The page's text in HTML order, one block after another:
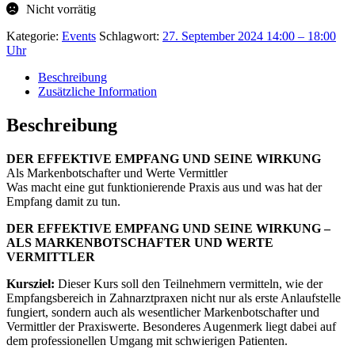
Nicht vorrätig
Kategorie: Events Schlagwort: 27. September 2024 14:00 – 18:00
Uhr
Beschreibung
Zusätzliche Information
Beschreibung
DER EFFEKTIVE EMPFANG UND SEINE WIRKUNG
Als Markenbotschafter und Werte Vermittler
Was macht eine gut funktionierende Praxis aus und was hat der
Empfang damit zu tun.
DER EFFEKTIVE EMPFANG UND SEINE WIRKUNG –
ALS MARKENBOTSCHAFTER UND WERTE
VERMITTLER
Kursziel: Dieser Kurs soll den Teilnehmern vermitteln, wie der
Empfangsbereich in Zahnarztpraxen nicht nur als erste Anlaufstelle
fungiert, sondern auch als wesentlicher Markenbotschafter und
Vermittler der Praxiswerte. Besonderes Augenmerk liegt dabei auf
dem professionellen Umgang mit schwierigen Patienten.